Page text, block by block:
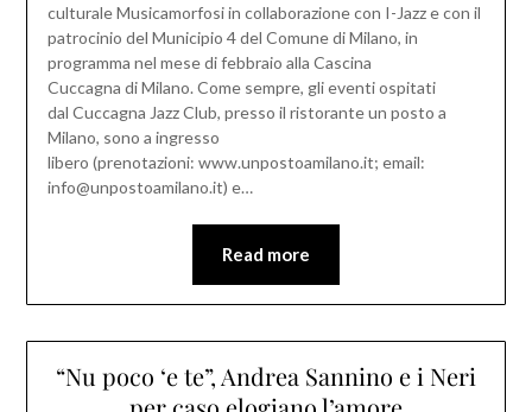
culturale Musicamorfosi in collaborazione con I-Jazz e con il
patrocinio del Municipio 4 del Comune di Milano, in
programma nel mese di febbraio alla Cascina
Cuccagna di Milano. Come sempre, gli eventi ospitati
dal Cuccagna Jazz Club, presso il ristorante un posto a
Milano, sono a ingresso
libero (prenotazioni: www.unpostoamilano.it; email:
info@unpostoamilano.it) e…
Read more
“Nu poco ‘e te”, Andrea Sannino e i Neri